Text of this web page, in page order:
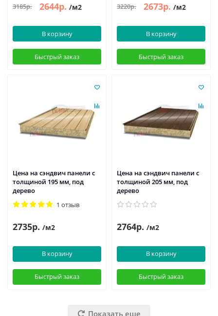
3185р. 2644р. /м2
В корзину
Быстрый заказ
3220р. 2673р. /м2
В корзину
Быстрый заказ
Цена на сэндвич панели с
толщиной 195 мм, под
дерево
1 отзыв
2735р. /м2
В корзину
Быстрый заказ
Цена на сэндвич панели с
толщиной 205 мм, под
дерево
2764р. /м2
В корзину
Быстрый заказ
Показать еще